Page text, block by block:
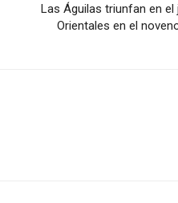
Las Águilas triunfan en
Orientales en el